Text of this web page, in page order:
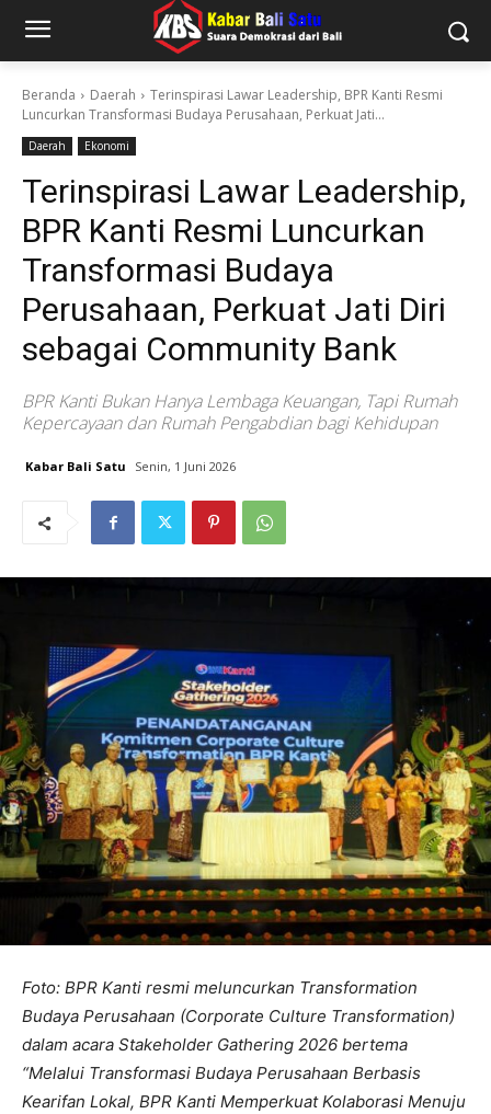
Beranda Daerah
Terinspirasi Lawar Leadership, BPR Kanti Resmi
Luncurkan Transformasi Budaya Perusahaan, Perkuat Jati...
Daerah Ekonomi
Terinspirasi Lawar Leadership,
BPR Kanti Resmi Luncurkan
Transformasi Budaya
Perusahaan, Perkuat Jati Diri
sebagai Community Bank
BPR Kanti Bukan Hanya Lembaga Keuangan, Tapi Rumah
Kepercayaan dan Rumah Pengabdian bagi Kehidupan
Kabar Bali Satu Senin, 1 Juni 2026
Foto: BPR Kanti resmi meluncurkan Transformation
Budaya Perusahaan (Corporate Culture Transformation)
dalam acara Stakeholder Gathering 2026 bertema
“Melalui Transformasi Budaya Perusahaan Berbasis
Kearifan Lokal, BPR Kanti Memperkuat Kolaborasi Menuju